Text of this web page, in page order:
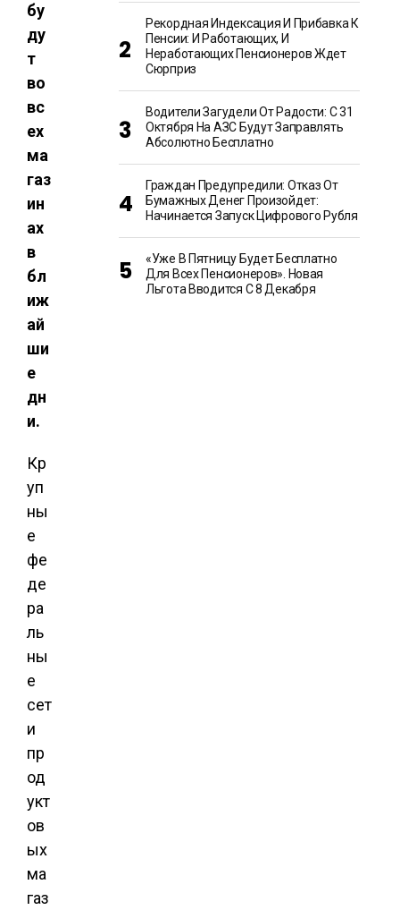
бу
ду
т
во
вс
ех
ма
газ
ин
ах
в
бл
иж
ай
ши
е
дн
и.
Кр
уп
ны
е
фе
де
ра
ль
ны
е
сет
и
пр
од
укт
ов
ых
ма
газ
Рекордная Индексация И Прибавка К
Пенсии: И Работающих, И
Неработающих Пенсионеров Ждет
Сюрприз
Водители Загудели От Радости: С 31
Октября На АЗС Будут Заправлять
Абсолютно Бесплатно
Граждан Предупредили: Отказ От
Бумажных Денег Произойдет:
Начинается Запуск Цифрового Рубля
«Уже В Пятницу Будет Бесплатно
Для Всех Пенсионеров». Новая
Льгота Вводится С 8 Декабря